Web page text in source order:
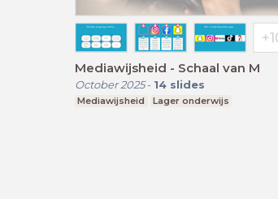
Mediawijsheid - Schaal van M
October 2025- 14 slides
Mediawijsheid Lager onderwijs